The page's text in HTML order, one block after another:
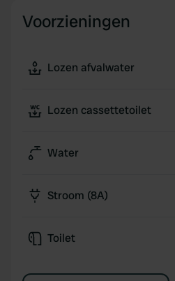
Voorzieningen
Lozen afvalwater
Lozen cassettetoilet
Water
Stroom (8A)
Toilet